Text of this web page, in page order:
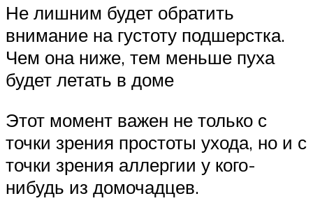
Не лишним будет обратить
внимание на густоту подшерстка.
Чем она ниже, тем меньше пуха
будет летать в доме
Этот момент важен не только с
точки зрения простоты ухода, но и с
точки зрения аллергии у кого-
нибудь из домочадцев.